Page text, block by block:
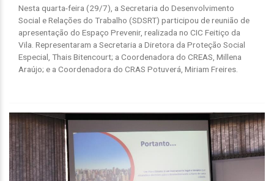
Nesta quarta-feira (29/7), a Secretaria do Desenvolvimento
Social e Relações do Trabalho (SDSRT) participou de reunião de
apresentação do Espaço Prevenir, realizada no CIC Feitiço da
Vila. Representaram a Secretaria a Diretora da Proteção Social
Especial, Thais Bitencourt; a Coordenadora do CREAS, Millena
Araújo; e a Coordenadora do CRAS Potuverá, Miriam Freires.